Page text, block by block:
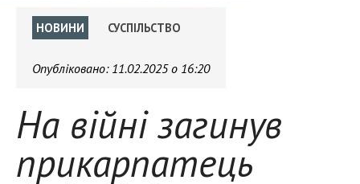
НОВИНИ СУСПІЛЬСТВО
Опубліковано: 11.02.2025 о 16:20
На війні загинув
прикарпатець